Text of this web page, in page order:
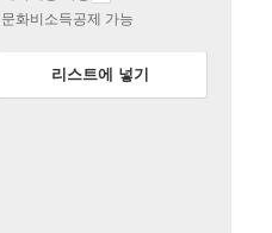
문화비소득공제 가능
리스트에 넣기